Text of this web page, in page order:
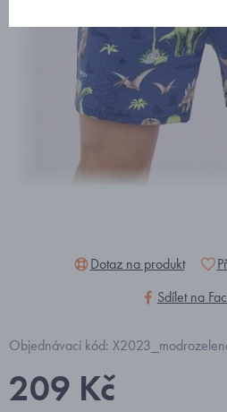
Dotaz na produkt
Sdílet na
Objednávací kód:
209 Kč